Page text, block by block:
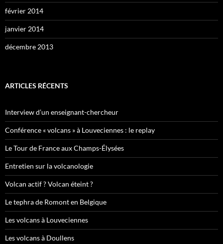
février 2014
janvier 2014
décembre 2013
ARTICLES RÉCENTS
Interview d’un enseignant-chercheur
Conférence « volcans » à Louveciennes : le replay
Le Tour de France aux Champs-Élysées
Entretien sur la volcanologie
Volcan actif ? Volcan éteint ?
Le tephra de Romont en Belgique
Les volcans à Louveciennes
Les volcans à Doullens